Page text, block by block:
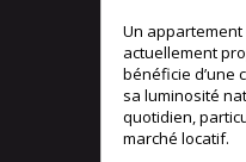
Un appartement
actuellement
bénéficie d’une
sa luminosité
quotidien,
marché locatif.